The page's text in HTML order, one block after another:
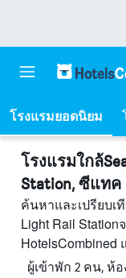
โรงแรมยอดนิยม
โรงแรมใกล้
Station, ซีแทค
ค้นหาและเปรียบเ
Light Rail
HotelsCombined
ผู้เข้าพัก 2 คน, ห้